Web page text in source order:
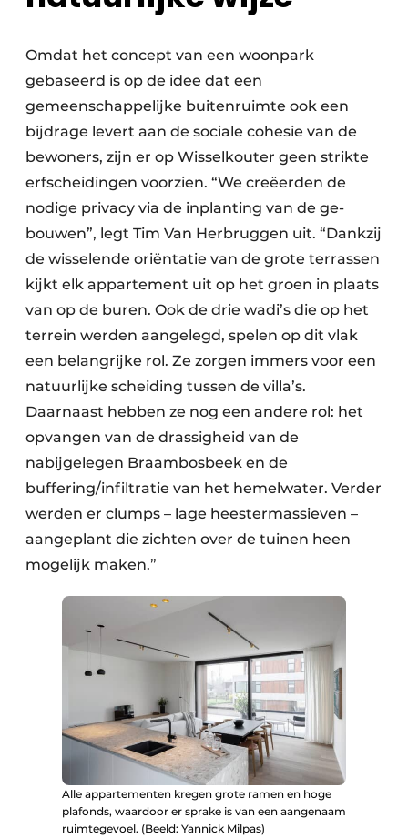
Omdat het concept van een woonpark
gebaseerd is op de idee dat een
gemeenschappelijke buitenruimte ook een
bijdrage levert aan de sociale cohesie van de
bewoners, zijn er op Wisselkouter geen strikte
erfscheidingen voorzien. “We creëerden de
nodige privacy via de inplanting van de ge-
bouwen”, legt Tim Van Herbruggen uit. “Dankzij
de wisselende oriëntatie van de grote terrassen
kijkt elk appartement uit op het groen in plaats
van op de buren. Ook de drie wadi’s die op het
terrein werden aangelegd, spelen op dit vlak
een belangrijke rol. Ze zorgen immers voor een
natuurlijke scheiding tussen de villa’s.
Daarnaast hebben ze nog een andere rol: het
opvangen van de drassigheid van de
nabijgelegen Braambosbeek en de
buffering/infiltratie van het hemelwater. Verder
werden er clumps – lage heestermassieven –
aangeplant die zichten over de tuinen heen
mogelijk maken.”
Alle appartementen kregen grote ramen en hoge
plafonds, waardoor er sprake is van een aangenaam
ruimtegevoel. (Beeld: Yannick Milpas)